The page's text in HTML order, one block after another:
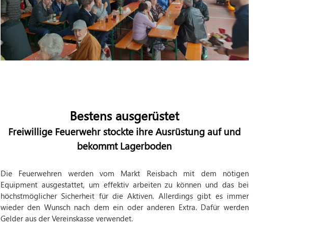
Bestens ausgerüstet
Freiwillige Feuerwehr stockte ihre Ausrüstung auf und
bekommt Lagerboden
Die Feuerwehren werden vom Markt Reisbach mit dem nötigen
Equipment ausgestattet, um effektiv arbeiten zu können und das bei
höchstmöglicher Sicherheit für die Aktiven. Allerdings gibt es immer
wieder den Wunsch nach dem ein oder anderen Extra. Dafür werden
Gelder aus der Vereinskasse verwendet.